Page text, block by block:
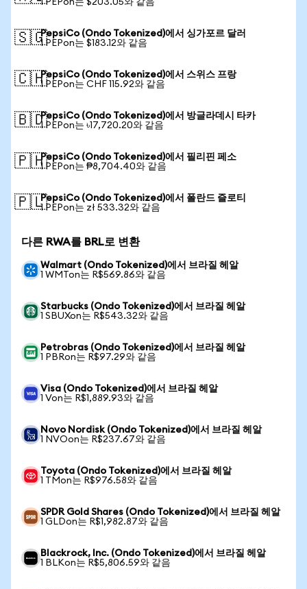
1 PEPon는 $203.05와 같음
🇸🇬PepsiCo (Ondo Tokenized)에서 싱가포르 달러
1 PEPon는 $183.12와 같음
🇨🇭PepsiCo (Ondo Tokenized)에서 스위스 프랑
1 PEPon는 CHF 115.92와 같음
🇧🇩PepsiCo (Ondo Tokenized)에서 방글라데시 타카
1 PEPon는 ৳17,720.20와 같음
🇵🇭PepsiCo (Ondo Tokenized)에서 필리핀 페소
1 PEPon는 ₱8,704.40와 같음
🇵🇱PepsiCo (Ondo Tokenized)에서 폴란드 즐로티
1 PEPon는 zł 533.32와 같음
다른 RWA를 BRL로 변환
Walmart (Ondo Tokenized)에서 브라질 헤알
1 WMTon는 R$569.86와 같음
Starbucks (Ondo Tokenized)에서 브라질 헤알
1 SBUXon는 R$543.32와 같음
Petrobras (Ondo Tokenized)에서 브라질 헤알
1 PBRon는 R$97.29와 같음
Visa (Ondo Tokenized)에서 브라질 헤알
1 Von는 R$1,889.93와 같음
Novo Nordisk (Ondo Tokenized)에서 브라질 헤알
1 NVOon는 R$237.67와 같음
Toyota (Ondo Tokenized)에서 브라질 헤알
1 TMon는 R$976.58와 같음
SPDR Gold Shares (Ondo Tokenized)에서 브라질 헤알
1 GLDon는 R$1,982.87와 같음
Blackrock, Inc. (Ondo Tokenized)에서 브라질 헤알
1 BLKon는 R$5,806.59와 같음